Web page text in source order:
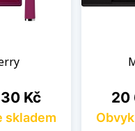
Kč
skladem
20